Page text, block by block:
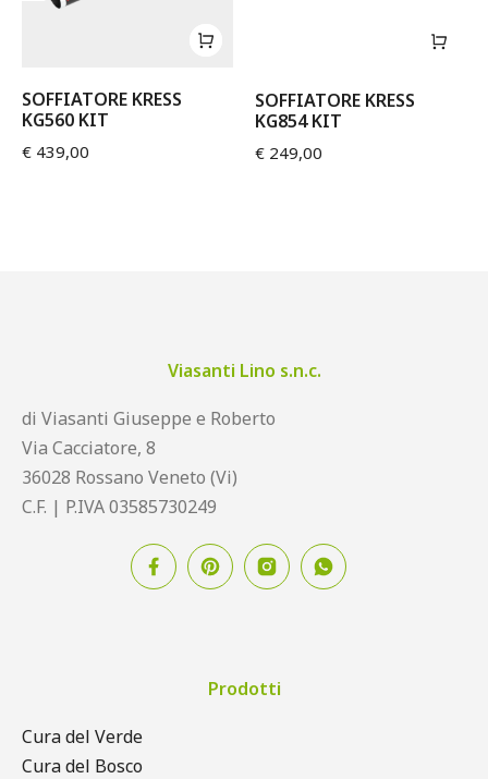
SOFFIATORE KRESS
KG560 KIT
€ 439,00
SOFFIATORE KRESS
KG854 KIT
€ 249,00
Viasanti Lino s.n.c.
di Viasanti Giuseppe e Roberto
Via Cacciatore, 8
36028 Rossano Veneto (Vi)
C.F. | P.IVA 03585730249
Prodotti
Cura del Verde
Cura del Bosco